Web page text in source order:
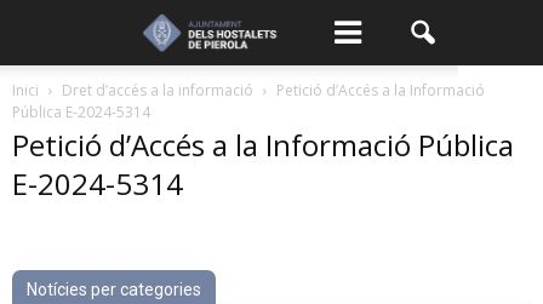
Inici Dret d’accés a la informació
Petició d’Accés a la Informació
Pública E-2024-5314
Petició d’Accés a la Informació Pública
E-2024-5314
Notícies per categories